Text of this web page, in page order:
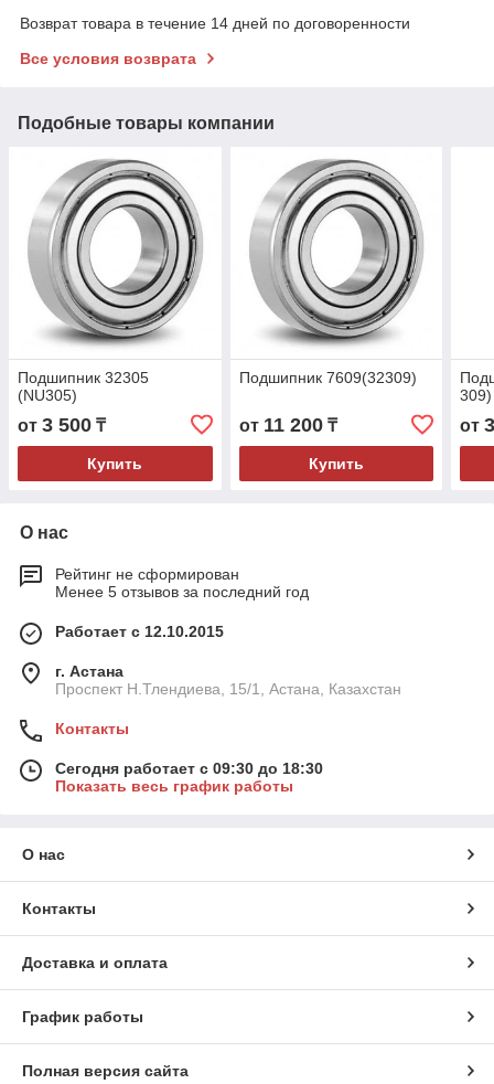
Возврат товара в течение 14 дней по договоренности
Все условия возврата
Подобные товары компании
Подшипник 32305
(NU305)
от 3 500 ₸
Купить
Подшипник 7609(32309)
от 11 200₸
Купить
309)
от
О нас
Рейтинг не сформирован
Менее 5 отзывов за последний год
Работает с 12.10.2015
г. Астана
Проспект Н.Тлендиева, 15/1, Астана, Казахстан
Контакты
Сегодня работает с 09:30 до 18:30
Показать весь график работы
О нас
Контакты
Доставка и оплата
График работы
Полная версия сайта